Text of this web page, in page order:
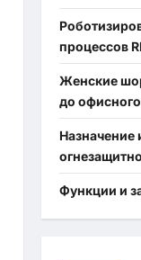
процессов
Женские
до
Назначение
Функции и